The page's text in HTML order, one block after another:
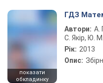
показати
обкладинку
ГДЗ
Автори: А.
С. Якір, Ю.
Рік: 2013
Опис: